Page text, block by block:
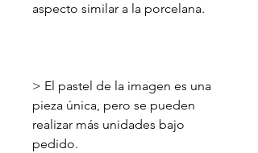
aspecto similar a la porcelana.
> El pastel de la imagen es una
pieza única, pero se pueden
realizar más unidades bajo
pedido.